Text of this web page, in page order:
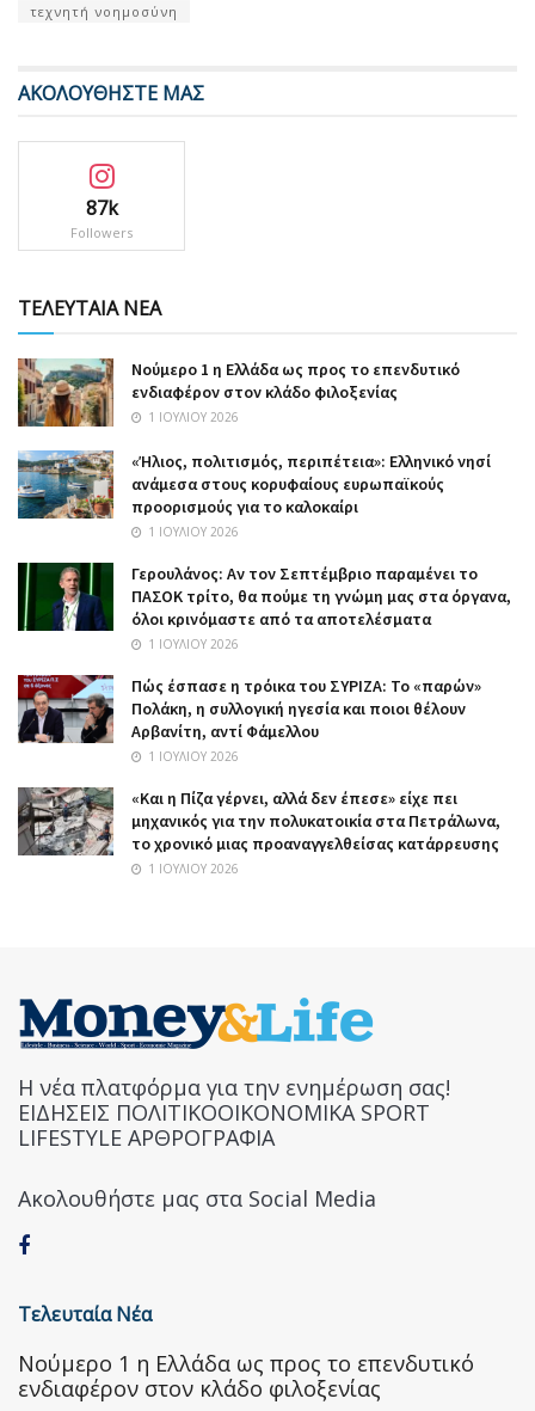
τεχνητή νοημοσύνη
ΑΚΟΛΟΥΘΗΣΤΕ ΜΑΣ
87k
Followers
ΤΕΛΕΥΤΑΙΑ ΝΕΑ
Nούμερο 1 η Ελλάδα ως προς το επενδυτικό
ενδιαφέρον στον κλάδο φιλοξενίας
1 ΙΟΥΛΊΟΥ 2026
«Ήλιος, πολιτισμός, περιπέτεια»: Ελληνικό νησί
ανάμεσα στους κορυφαίους ευρωπαϊκούς
προορισμούς για το καλοκαίρι
1 ΙΟΥΛΊΟΥ 2026
Γερουλάνος: Αν τον Σεπτέμβριο παραμένει το
ΠΑΣΟΚ τρίτο, θα πούμε τη γνώμη μας στα όργανα,
όλοι κρινόμαστε από τα αποτελέσματα
1 ΙΟΥΛΊΟΥ 2026
Πώς έσπασε η τρόικα του ΣΥΡΙΖΑ: Το «παρών»
Πολάκη, η συλλογική ηγεσία και ποιοι θέλουν
Αρβανίτη, αντί Φάμελλου
1 ΙΟΥΛΊΟΥ 2026
«Και η Πίζα γέρνει, αλλά δεν έπεσε» είχε πει
μηχανικός για την πολυκατοικία στα Πετράλωνα,
το χρονικό μιας προαναγγελθείσας κατάρρευσης
1 ΙΟΥΛΊΟΥ 2026
Η νέα πλατφόρμα για την ενημέρωση σας!
ΕΙΔΗΣΕΙΣ ΠΟΛΙΤΙΚΟΟΙΚΟΝΟΜΙΚΑ SPORT
LIFESTYLE ΑΡΘΡΟΓΡΑΦΙΑ
Ακολουθήστε μας στα Social Media
Τελευταία Νέα
Nούμερο 1 η Ελλάδα ως προς το επενδυτικό
ενδιαφέρον στον κλάδο φιλοξενίας